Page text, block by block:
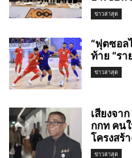
ข่าวล่าสุด
“ฟุตซอล
ท้าย “ร
ข่าวล่าสุด
เสียงจา
กกท คนใ
โครงสร้
ข่าวล่าสุด